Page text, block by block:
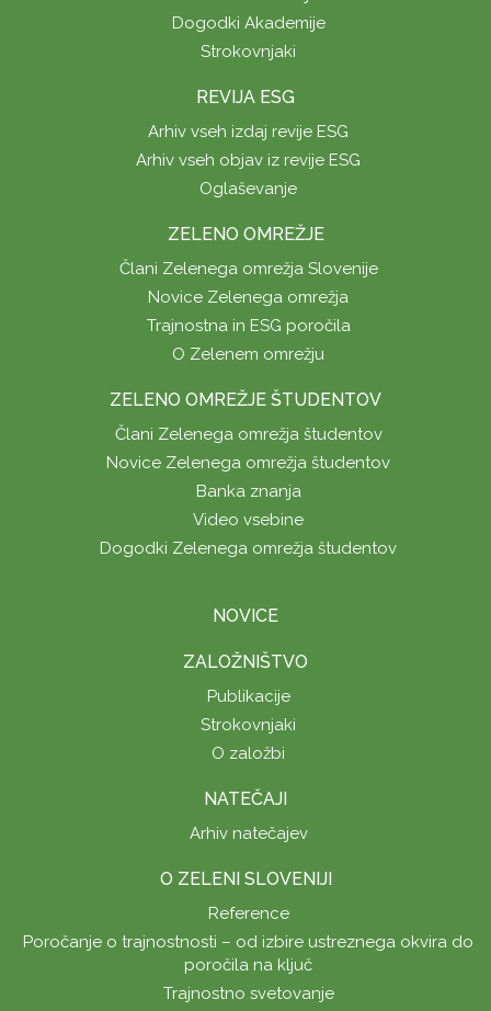
Dogodki Akademije
Strokovnjaki
REVIJA ESG
Arhiv vseh izdaj revije ESG
Arhiv vseh objav iz revije ESG
Oglaševanje
ZELENO OMREŽJE
Člani Zelenega omrežja Slovenije
Novice Zelenega omrežja
Trajnostna in ESG poročila
O Zelenem omrežju
ZELENO OMREŽJE ŠTUDENTOV
Člani Zelenega omrežja študentov
Novice Zelenega omrežja študentov
Banka znanja
Video vsebine
Dogodki Zelenega omrežja študentov
NOVICE
ZALOŽNIŠTVO
Publikacije
Strokovnjaki
O založbi
NATEČAJI
Arhiv natečajev
O ZELENI SLOVENIJI
Reference
Poročanje o trajnostnosti – od izbire ustreznega okvira do
poročila na ključ
Trajnostno svetovanje